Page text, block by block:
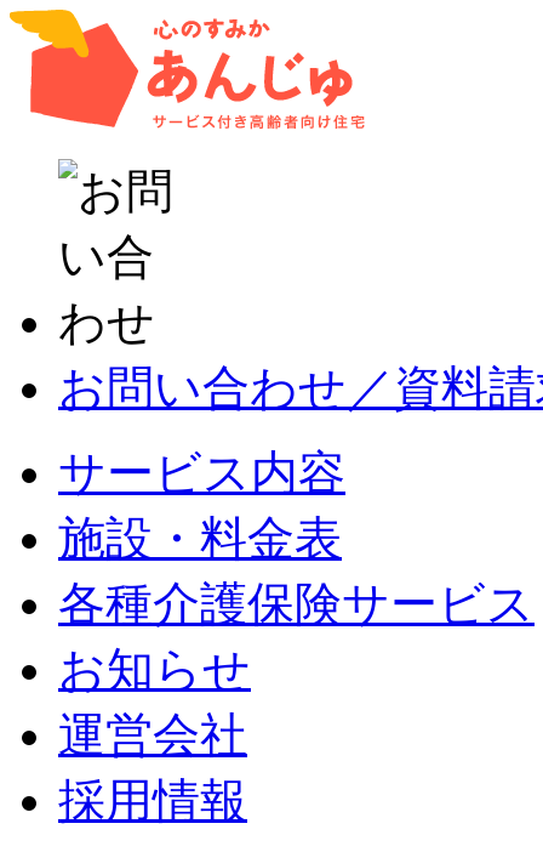
お問い合わせ／資料
サービス内容
施設・料金表
各種介護保険サービス
お知らせ
運営会社
採用情報